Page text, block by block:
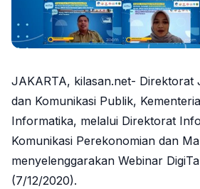
JAKARTA, kilasan.net- Direktorat
dan Komunikasi Publik,
Informatika, melalui Direktorat
Komunikasi Perekonomian dan
menyelenggarakan Webinar
(7/12/2020).